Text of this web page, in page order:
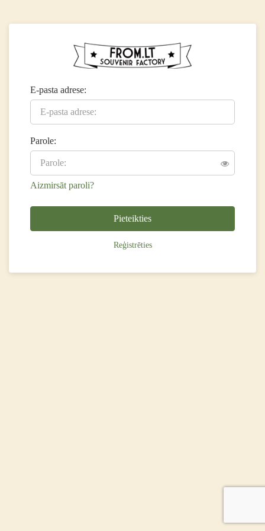
E-pasta adrese:
Parole:
Aizmirsāt paroli?
Pieteikties
Reģistrēties